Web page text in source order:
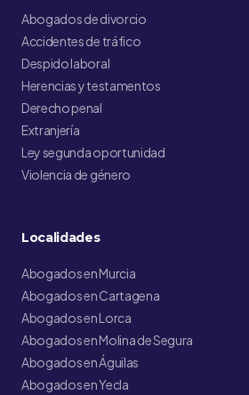
Abogados de divorcio
Accidentes de tráfico
Despido laboral
Herencias y testamentos
Derecho penal
Extranjería
Ley segunda oportunidad
Violencia de género
Localidades
Abogados en Murcia
Abogados en Cartagena
Abogados en Lorca
Abogados en Molina de Segura
Abogados en Águilas
Abogados en Yecla